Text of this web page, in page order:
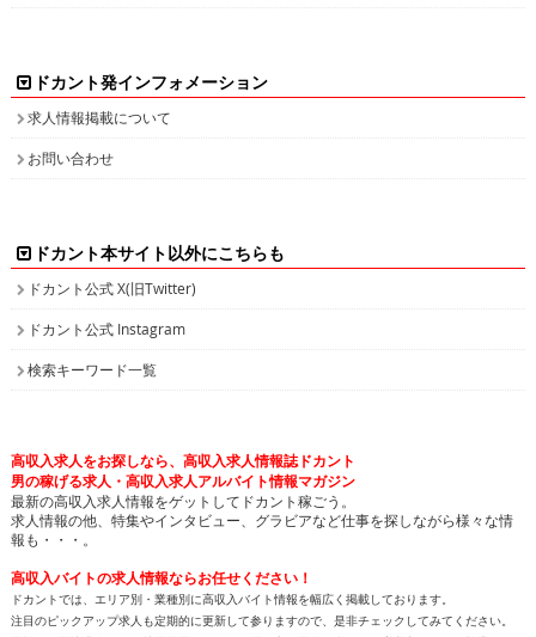
お問い合わせ
ドカント公式 Instagram
求人情報の他、特集やインタビュー、グラビアなど仕事を探しながら様々な情
報も・・・。
高収入バイトの求人情報ならお任せください！
ドカントでは、エリア別・業種別に高収入バイト情報を幅広く掲載しております。
日払いや即決求人、また社員登用ありなど、働き方・目的に合わせて高収入バイトを検索してい
ただけます。接客が好き！という方や、コツコツ集中するのが得意！等、自分の長所にあった業
種で高収入求人を探してみませんか？